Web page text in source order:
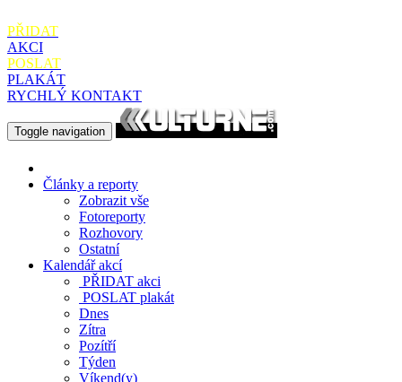
PŘIDAT
AKCI
POSLAT
PLAKÁT
RYCHLÝ KONTAKT
Toggle navigation
Články a reporty
Zobrazit vše
Fotoreporty
Rozhovory
Ostatní
Kalendář akcí
PŘIDAT akci
POSLAT plakát
Dnes
Zítra
Pozítří
Týden
Víkend(y)